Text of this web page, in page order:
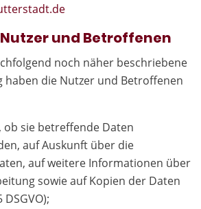
rstadt.de
und Betroffenen
noch näher beschriebene
haben die Nutzer und Betroffenen
ob sie betreffende Daten
auf Auskunft über die
auf weitere Informationen über
sowie auf Kopien der Daten